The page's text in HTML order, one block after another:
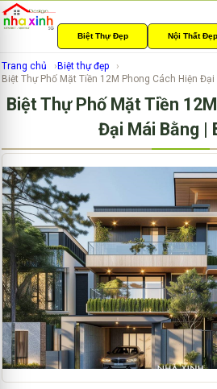
Biệt Thự Đẹp Nội Thất Đẹp
Trang chủ
Biệt thự đẹp
Biệt Thự Phố Mặt Tiền 12M Phong Cách Hiện
Biệt Thự Phố Mặt Tiền
Đại Mái Bằng |